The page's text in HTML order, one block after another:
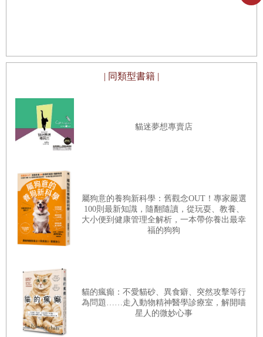
我任職於一家生產電子產品的大型企業。
在確定能進入這家公司工作的當下，我真的壓根兒沒有想
到，自己居然也會有這麼一天。
由於公司的液晶電視、手機、半導體等產品，面臨全球市占
率低迷的問題，在此影響下，公司業績一路下滑，沒過多久
就開始整頓人事。跟我同時期進入公司的人，將近一半都已
離開了公司。
而我除了同齡的妻子外，還有個剛要六歲的女兒。
為了家人，我絕不能讓自己就這樣斷了生計，所以相當焦
急，想著要盡快安排好下一份工作。只是我太容易受到壓力
影響，健康狀況很快出了問題；再加上，我也不認為自己這
沒有好好起身行動。
另一方面，我一直沒有開口告訴妻子自己目前身處什麼狀
況，因為我覺得，要是一提起這件事，肯定會讓整個家都愁
行為（暢銷
| 同類型書籍 |
貓迷夢想專賣店
屬狗意的養狗新科學：舊觀念OUT！專家嚴選
100則最新知識，隨翻隨讀，從玩耍、教養、
大小便到健康管理全解析，一本帶你養出最幸
福的狗狗
貓的瘋癲：不愛貓砂、異食癖、突然攻擊等行
為問題……走入動物精神醫學診療室，解開喵
星人的微妙心事